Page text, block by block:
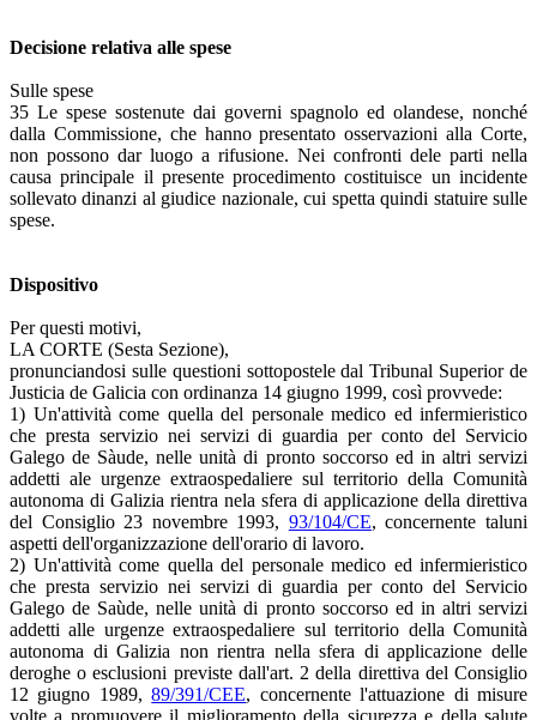
Decisione relativa alle spese
Sulle spese
35 Le spese sostenute dai governi spagnolo ed olandese, nonché
dalla Commissione, che hanno presentato osservazioni alla Corte,
non possono dar luogo a rifusione. Nei confronti dele parti nella
causa principale il presente procedimento costituisce un incidente
sollevato dinanzi al giudice nazionale, cui spetta quindi statuire sulle
spese.
Dispositivo
Per questi motivi,
LA CORTE (Sesta Sezione),
pronunciandosi sulle questioni sottopostele dal Tribunal Superior de
Justicia de Galicia con ordinanza 14 giugno 1999, così provvede:
1) Un'attività come quella del personale medico ed infermieristico
che presta servizio nei servizi di guardia per conto del Servicio
Galego de Sàude, nelle unità di pronto soccorso ed in altri servizi
addetti ale urgenze extraospedaliere sul territorio della Comunità
autonoma di Galizia rientra nela sfera di applicazione della direttiva
del Consiglio 23 novembre 1993, 93/104/CE, concernente taluni
aspetti dell'organizzazione dell'orario di lavoro.
2) Un'attività come quella del personale medico ed infermieristico
che presta servizio nei servizi di guardia per conto del Servicio
Galego de Saùde, nelle unità di pronto soccorso ed in altri servizi
addetti alle urgenze extraospedaliere sul territorio della Comunità
autonoma di Galizia non rientra nella sfera di applicazione delle
deroghe o esclusioni previste dall'art. 2 della direttiva del Consiglio
12 giugno 1989,89/391/CEE, concernente l'attuazione di misure
volte a promuovere il miglioramento della sicurezza e della salute